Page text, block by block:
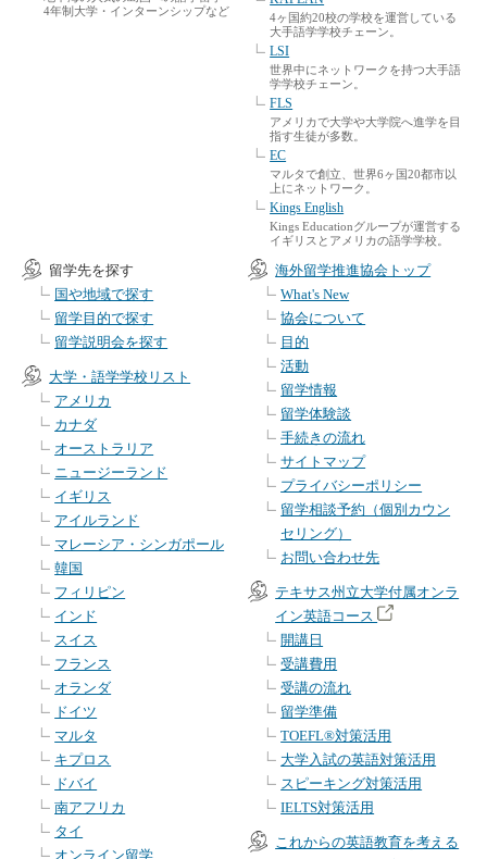
4年制大学・インターンシップなど
4ヶ国約20校の学校を運営している
大手語学学校チェーン。
LSI
世界中にネットワークを持つ大手語
学学校チェーン。
FLS
アメリカで大学や大学院へ進学を目
指す生徒が多数。
EC
マルタで創立、世界6ヶ国20都市以
上にネットワーク。
Kings English
Kings Educationグループが運営する
イギリスとアメリカの語学学校。
留学先を探す
国や地域で探す
留学目的で探す
留学説明会を探す
大学・語学学校リスト
アメリカ
カナダ
オーストラリア
ニュージーランド
イギリス
アイルランド
マレーシア・シンガポール
韓国
フィリピン
インド
スイス
フランス
オランダ
ドイツ
マルタ
キプロス
ドバイ
南アフリカ
タイ
オンライン留学
海外留学推進協会トップ
What's New
協会について
目的
活動
留学情報
留学体験談
手続きの流れ
サイトマップ
プライバシーポリシー
留学相談予約（個別カウン
セリング）
お問い合わせ先
テキサス州立大学付属オンラ
イン英語コース
開講日
受講費用
受講の流れ
留学準備
TOEFL®対策活用
大学入試の英語対策活用
スピーキング対策活用
IELTS対策活用
これからの英語教育を考える